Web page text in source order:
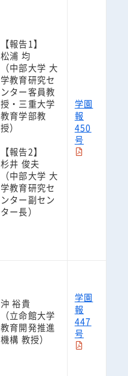
【報告1】
松浦 均
（中部大学 大
学教育研究セ
ンター客員教
授・三重大学
教育学部教
授）
【報告2】
杉井 俊夫
（中部大学 大
学教育研究セ
ンター副セン
ター長）
学園
報
450
号
沖 裕貴
（立命館大学
教育開発推進
機構 教授）
学園
報
447
号